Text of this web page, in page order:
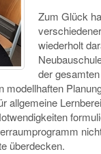
Zum Glück
wiederholt
der
überdecken.